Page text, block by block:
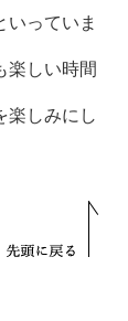
いっていま
楽しい時間
楽しみにし